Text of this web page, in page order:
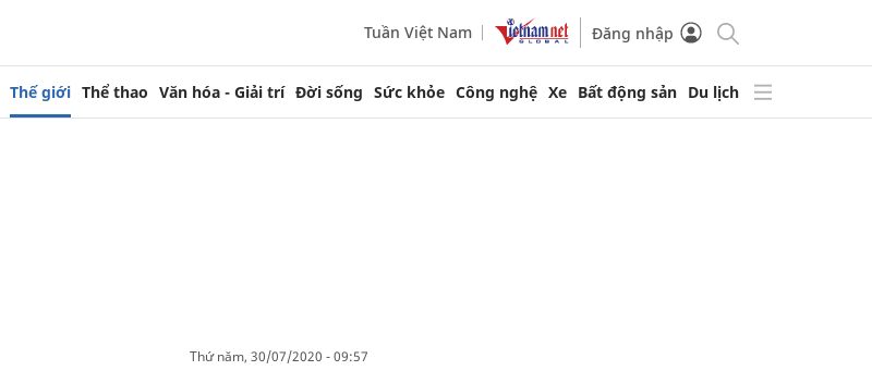
Tuần Việt Nam Đăng nhập
Thế giới Thể thao Văn hóa - Giải trí Đời sống Sức khỏe Công nghệ Xe Bất động sản Du lịch
thứ năm, 30/07/2020 - 09:57